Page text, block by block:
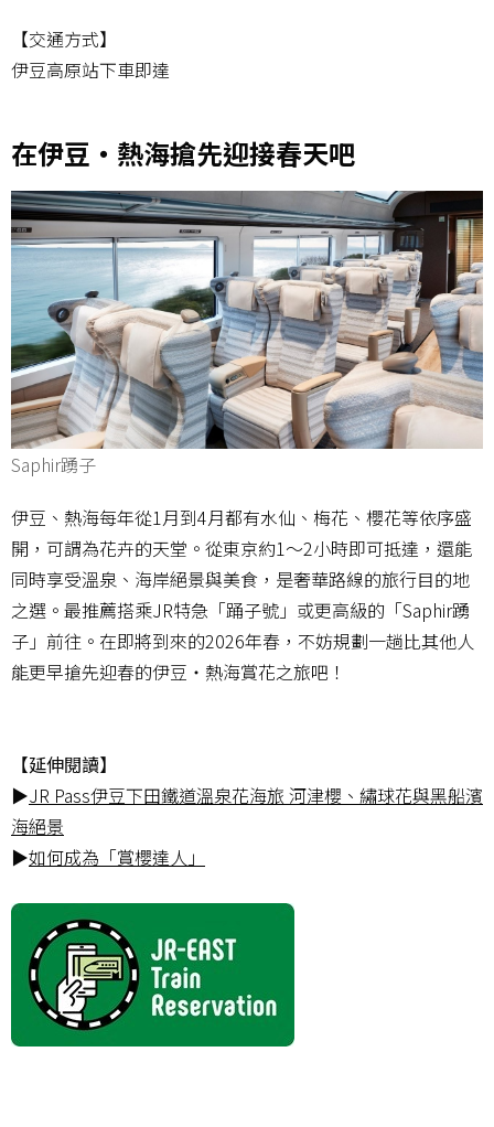
【交通方式】
伊豆高原站下車即達
在伊豆・熱海搶先迎接春天吧
Saphir踴子
伊豆、熱海每年從1月到4月都有水仙、梅花、櫻花等依序盛
開，可謂為花卉的天堂。從東京約1～2小時即可抵達，還能
同時享受溫泉、海岸絕景與美食，是奢華路線的旅行目的地
之選。最推薦搭乘JR特急「踊子號」或更高級的「Saphir踴
子」前往。在即將到來的2026年春，不妨規劃一趟比其他人
能更早搶先迎春的伊豆・熱海賞花之旅吧！
【延伸閱讀】
▶JR Pass伊豆下田鐵道溫泉花海旅 河津櫻、繡球花與黑船濱
海絕景
▶如何成為「賞櫻達人」